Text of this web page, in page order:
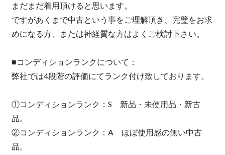
まだまだ着用頂けると思います。
ですがあくまで中古という事をご理解頂き、完璧をお求
めになる方、または神経質な方はよくご検討下さい。
■コンディションランクについて：
弊社では4段階の評価にてランク付け致しております。
①コンディションランク：S 新品・未使用品・新古
品。
②コンディションランク：A ほぼ使用感の無い中古
品。